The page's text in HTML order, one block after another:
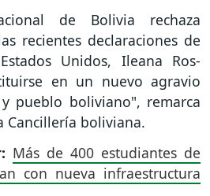
de Bolivia rechaza
recientes declaraciones de
Unidos, Ileana Ros-
en un nuevo agravio
pueblo boliviano", remarca
Cancillería boliviana.
Más de 400 estudiantes de
con nueva infraestructura